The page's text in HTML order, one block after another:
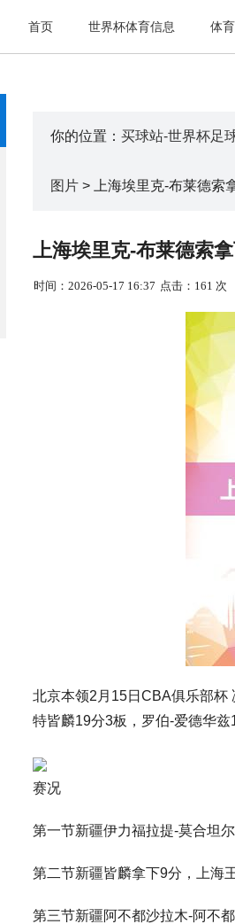
首页 世界杯体育信息 体
你的位置： 买球站-世界杯足
图片 > 上海埃里克-布莱德索
上海埃里克-布莱德索
时间：2026-05-17 16:37 点击：161 次
北京本领2月15日CBA俱乐部杯
特皆麟19分3板，罗伯-爱德华
赛况
第一节新疆伊力福拉提-莫合坦
第二节新疆皆麟拿下9分，上海
第三节新疆阿不都沙拉木-阿不